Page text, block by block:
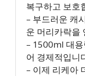
복구하고 보호
– 부드러운 캐
운 머리카락을
– 1500ml 대
어 경제적입니
– 이제 리케아